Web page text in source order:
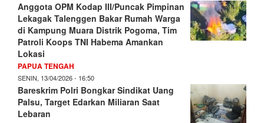
Anggota OPM Kodap III/Puncak Pimpinan
Lekagak Talenggen Bakar Rumah Warga
di Kampung Muara Distrik Pogoma, Tim
Patroli Koops TNI Habema Amankan
Lokasi
PAPUA TENGAH
SENIN, 13/04/2026 - 16:50
Bareskrim Polri Bongkar Sindikat Uang
Palsu, Target Edarkan Miliaran Saat
Lebaran